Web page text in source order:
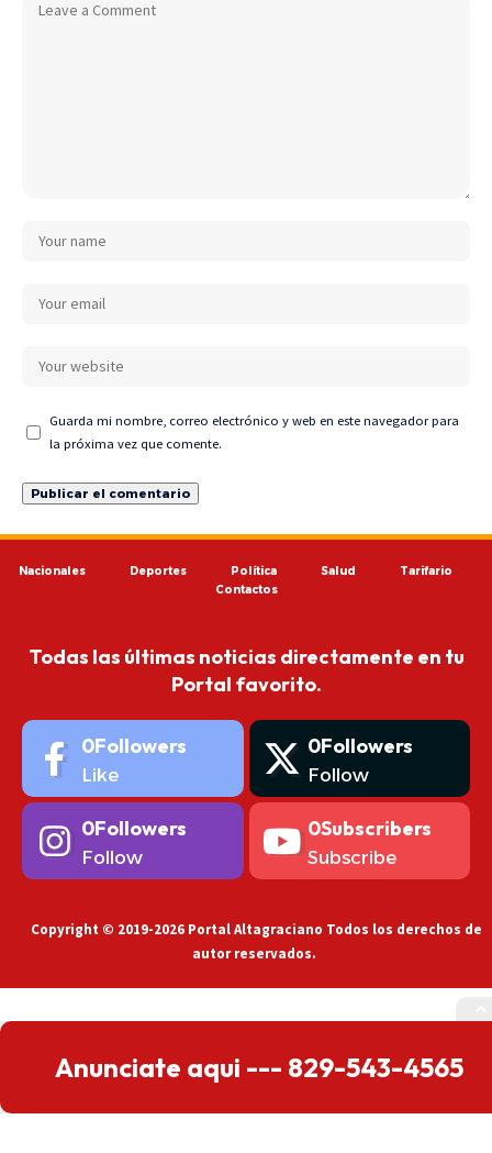
Guarda mi nombre, correo electrónico y web en este navegador para
la próxima vez que comente.
Nacionales Deportes Política Salud
Tarifario
Contactos
Todas las últimas noticias directamente en tu
Portal favorito.
0Followers
Like
0Followers
Follow
0Followers
Follow
0Subscribers
Subscribe
Copyright © 2019-2026 Portal Altagraciano Todos los derechos de
autor reservados.
Anunciate aqui --- 829-543-4565